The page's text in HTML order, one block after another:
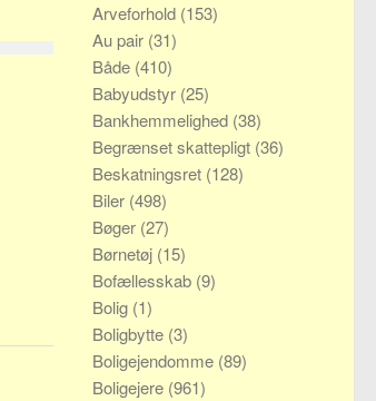
Arveforhold (153)
Au pair (31)
Både (410)
Babyudstyr (25)
Bankhemmelighed (38)
Begrænset skattepligt (36)
Beskatningsret (128)
Biler (498)
Bøger (27)
Børnetøj (15)
Bofællesskab (9)
Bolig (1)
Boligbytte (3)
Boligejendomme (89)
Boligejere (961)